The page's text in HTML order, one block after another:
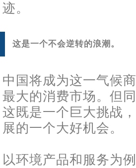
迹。
这是一个不会逆转的浪潮。
中国将成为这一气候
最大的消费市场。但
这既是一个巨大挑战
展的一个大好机会。
以环境产品和服务为